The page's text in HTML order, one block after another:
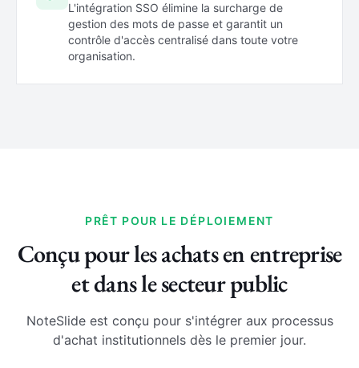
L'intégration SSO élimine la surcharge de
gestion des mots de passe et garantit un
contrôle d'accès centralisé dans toute votre
organisation.
PRÊT POUR LE DÉPLOIEMENT
Conçu pour les achats en entreprise
et dans le secteur public
NoteSlide est conçu pour s'intégrer aux processus
d'achat institutionnels dès le premier jour.